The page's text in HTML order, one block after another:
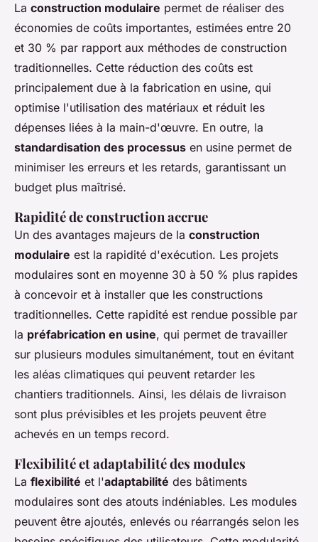
La construction modulaire permet de réaliser des
économies de coûts importantes, estimées entre 20
et 30 % par rapport aux méthodes de construction
traditionnelles. Cette réduction des coûts est
principalement due à la fabrication en usine, qui
optimise l'utilisation des matériaux et réduit les
dépenses liées à la main-d'œuvre. En outre, la
standardisation des processus en usine permet de
minimiser les erreurs et les retards, garantissant un
budget plus maîtrisé.
Rapidité de construction accrue
Un des avantages majeurs de la construction
modulaire est la rapidité d'exécution. Les projets
modulaires sont en moyenne 30 à 50 % plus rapides
à concevoir et à installer que les constructions
traditionnelles. Cette rapidité est rendue possible par
la préfabrication en usine, qui permet de travailler
sur plusieurs modules simultanément, tout en évitant
les aléas climatiques qui peuvent retarder les
chantiers traditionnels. Ainsi, les délais de livraison
sont plus prévisibles et les projets peuvent être
achevés en un temps record.
Flexibilité et adaptabilité des modules
La flexibilité et l'adaptabilité des bâtiments
modulaires sont des atouts indéniables. Les modules
peuvent être ajoutés, enlevés ou réarrangés selon les